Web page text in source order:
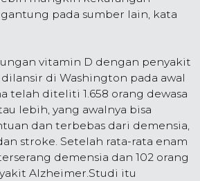
pada sumber lain, kata
vitamin D dengan penyakit
di Washington pada awal
telah diteliti 1.658 orang dewasa
lebih, yang awalnya bisa
dan terbebas dari demensia,
stroke. Setelah rata-rata enam
demensia dan 102 orang
Alzheimer.Studi itu